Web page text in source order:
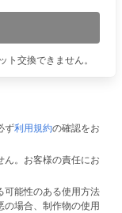
ト交換できません。
ず利用規約の確認をお
ん。お客様の責任にお
可能性のある使用方法
の場合、制作物の使用